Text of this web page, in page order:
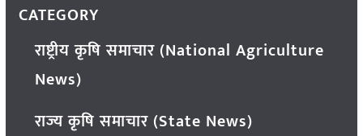
CATEGORY
राष्ट्रीय कृषि समाचार (National Agriculture
News)
राज्य कृषि समाचार (State News)